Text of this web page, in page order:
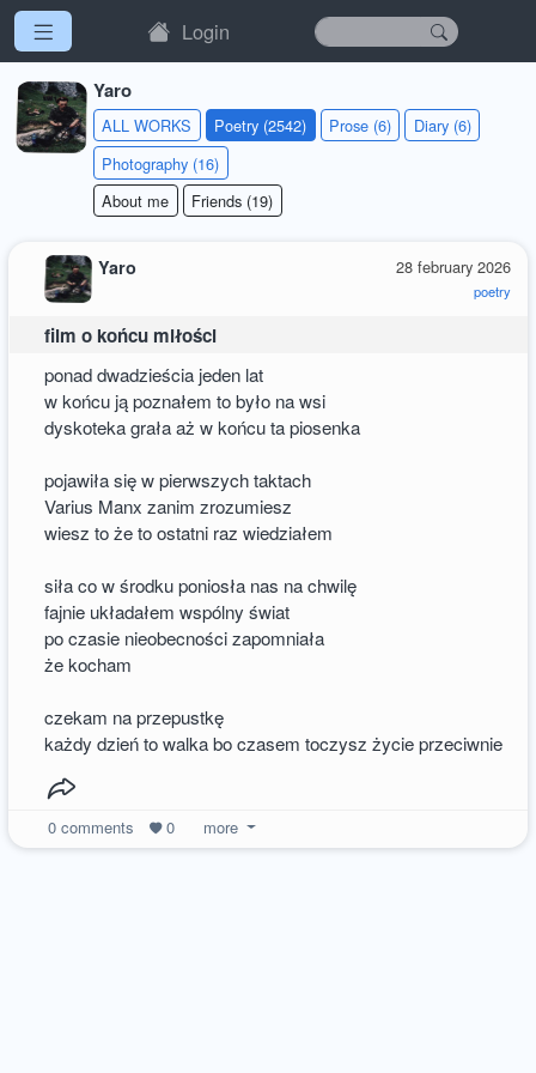
Login
Yaro
ALL WORKS Poetry (2542) Prose (6)
Diary (6)
Photography (16)
About me
Friends (19)
28 february 2026
poetry
Yaro
film o końcu miłości
ponad dwadzieścia jeden lat
w końcu ją poznałem to było na wsi
dyskoteka grała aż w końcu ta piosenka
pojawiła się w pierwszych taktach
Varius Manx zanim zrozumiesz
wiesz to że to ostatni raz wiedziałem
siła co w środku poniosła nas na chwilę
fajnie układałem wspólny świat
po czasie nieobecności zapomniała
że kocham
czekam na przepustkę
każdy dzień to walka bo czasem toczysz życie przeciwnie
0comments 0 more